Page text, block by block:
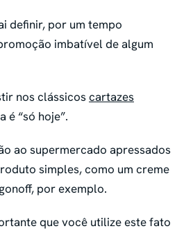
definir, por um tempo
imbatível de algum
nos clássicoscartazes
é “só hoje”.
ao supermercado apressados
simples, como um creme
por exemplo.
que você utilize este fato